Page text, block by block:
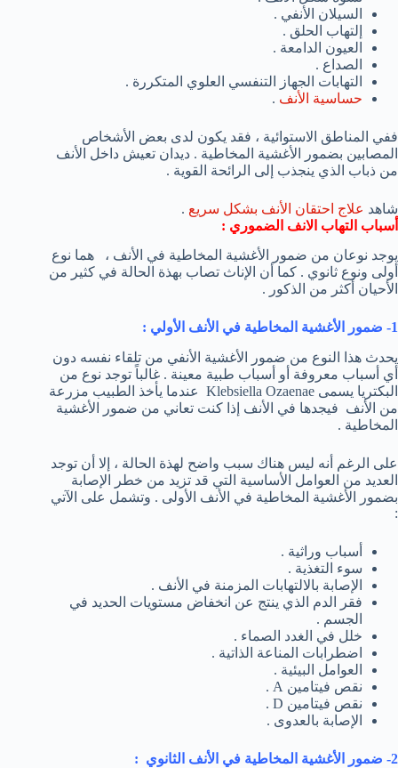
السيلان الأنفي .
إلتهاب الحلق .
العيون الدامعة .
الصداع .
التهابات الجهاز التنفسي العلوي المتكررة .
حساسية الأنف .
ففي المناطق الاستوائية ، فقد يكون لدى بعض الأشخاص
المصابين بضمور الأغشية المخاطية . ديدان تعيش داخل الأنف
من ذباب الذي ينجذب إلى الرائحة القوية .
شاهد علاج احتقان الأنف بشكل سريع .
أسباب التهاب الانف الضموري :
يوجد نوعان من ضمور الأغشية المخاطية في الأنف ، هما نوع
أولى ونوع ثانوي . كما أن الإناث تصاب بهذة الحالة في كثير من
الأحيان أكثر من الذكور .
1- ضمور الأغشية المخاطية في الأنف الأولي :
يحدث هذا النوع من ضمور الأغشية الأنفي من تلقاء نفسه دون
أي أسباب معروفة أو أسباب طبية معينة . غالباً توجد نوع من
البكتريا يسمى Klebsiella Ozaenae عندما يأخذ الطبيب مزرعة
من الأنف فيجدها في الأنف إذا كنت تعاني من ضمور الأغشية
المخاطية .
على الرغم أنه ليس هناك سبب واضح لهذة الحالة ، إلا أن توجد
العديد من العوامل الأساسية التي قد تزيد من خطر الإصابة
بضمور الأغشية المخاطية في الأنف الأولى . وتشمل على الآتي
:
أسباب وراثية .
سوء التغذية .
الإصابة بالالتهابات المزمنة في الأنف .
فقر الدم الذي ينتج عن انخفاض مستويات الحديد في
الجسم .
خلل في الغدد الصماء .
اضطرابات المناعة الذاتية .
العوامل البيئية .
نقص فيتامين A .
نقص فيتامين D .
الإصابة بالعدوى .
2- ضمور الأغشية المخاطية في الأنف الثانوي :